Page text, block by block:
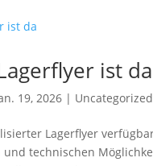
ist da
19, 2026 | Uncategorized
Lagerflyer
und technischen